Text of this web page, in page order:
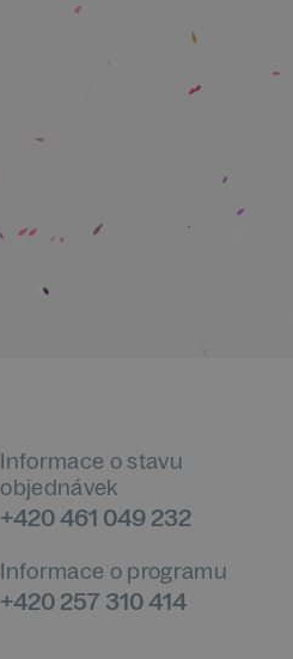
Informace o stavu
objednávek
+420 461 049 232
Informace o programu
+420 257 310 414